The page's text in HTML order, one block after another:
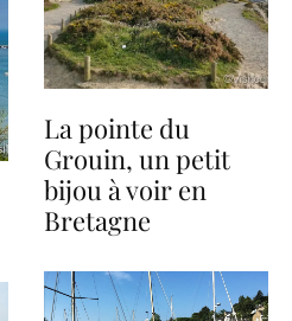
La pointe du
Grouin, un petit
bijou à voir en
Bretagne